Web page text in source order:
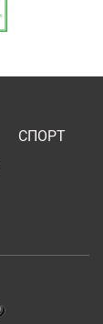
СПОРТ